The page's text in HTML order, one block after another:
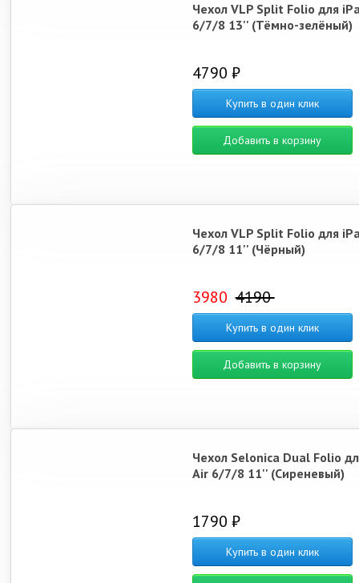
Чехол VLP Split Folio для
6/7/8 13'' (Тёмно-зелёный)
4790 ₽
Купить в один клик
Добавить в корзину
Чехол VLP Split Folio для
6/7/8 11'' (Чёрный)
3980 4190
Купить в один клик
Добавить в корзину
Чехол Selonica Dual Folio
Air 6/7/8 11'' (Сиреневый)
1790 ₽
Купить в один клик